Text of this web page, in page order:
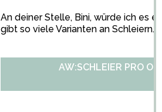
An deiner Stelle, Bini, würde ich es
gibt so viele Varianten an Schleiern.
AW:SCHLEIER PRO